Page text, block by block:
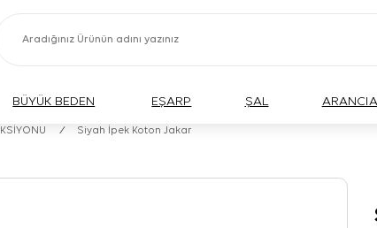
BÜYÜK BEDEN EŞARP ŞAL ARANCIA
/ Siyah İpek Koton Jakar